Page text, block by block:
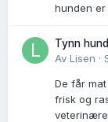
hunden
Tynn hund
Av Lisen ·
De får
frisk og